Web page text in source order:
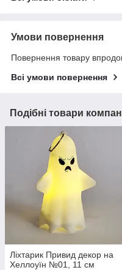
Умови повернення
Повернення товару
Всі умови повернення
Подібні товари
Ліхтарик Привид декор на
Хеллоуїн №01, 11 см